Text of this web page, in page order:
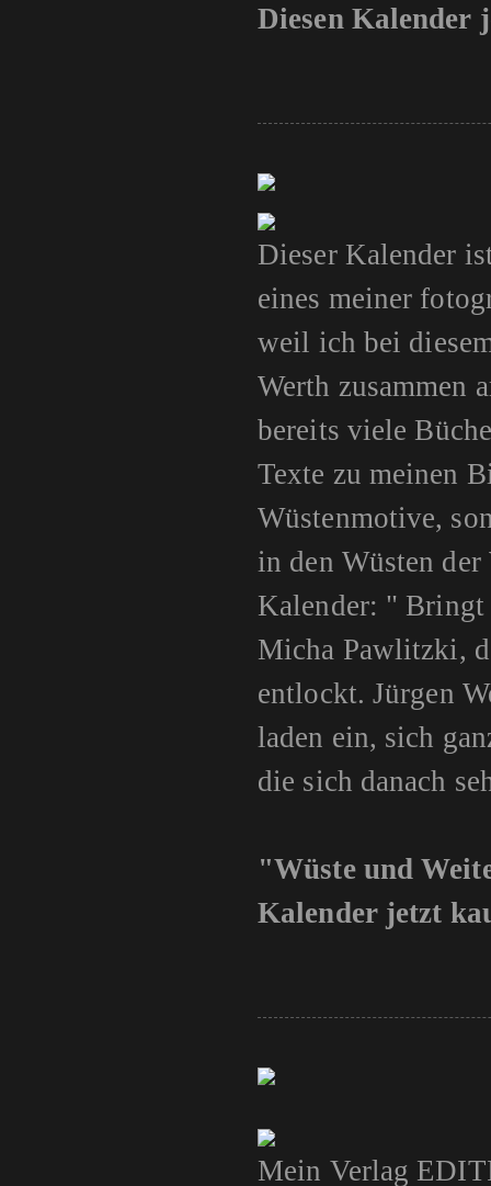
Diesen Kalender
Dieser Kalender
eines meiner
weil ich bei
Werth zusammen
bereits viele
Texte zu meinen
Wüstenmotive,
in den Wüsten
Kalender: "
Micha Pawlitzki,
entlockt. Jürgen
laden ein, sich
die sich danach
"Wüste und
Kalender jetzt
Mein Verlag